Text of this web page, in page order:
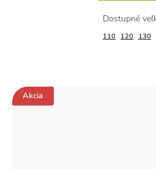
110 120 130
Akcia